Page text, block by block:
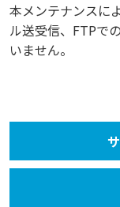
本メンテナンスに
ル送受信、FTPで
いません。